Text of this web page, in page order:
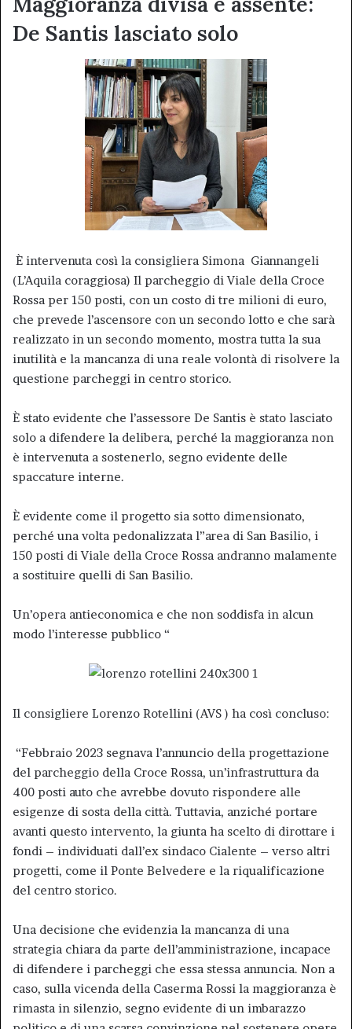
De Santis lasciato solo
È intervenuta così la consigliera Simona Giannangeli
(L’Aquila coraggiosa) Il parcheggio di Viale della Croce
Rossa per 150 posti, con un costo di tre milioni di euro,
che prevede l’ascensore con un secondo lotto e che sarà
realizzato in un secondo momento, mostra tutta la sua
inutilità e la mancanza di una reale volontà di risolvere la
questione parcheggi in centro storico.
È stato evidente che l’assessore De Santis è stato lasciato
solo a difendere la delibera, perché la maggioranza non
è intervenuta a sostenerlo, segno evidente delle
spaccature interne.
È evidente come il progetto sia sotto dimensionato,
perché una volta pedonalizzata l”area di San Basilio, i
150 posti di Viale della Croce Rossa andranno malamente
a sostituire quelli di San Basilio.
Un’opera antieconomica e che non soddisfa in alcun
modo l’interesse pubblico “
Il consigliere Lorenzo Rotellini (AVS ) ha così concluso:
“Febbraio 2023 segnava l’annuncio della progettazione
del parcheggio della Croce Rossa, un’infrastruttura da
400 posti auto che avrebbe dovuto rispondere alle
esigenze di sosta della città. Tuttavia, anziché portare
avanti questo intervento, la giunta ha scelto di dirottare i
fondi – individuati dall’ex sindaco Cialente – verso altri
progetti, come il Ponte Belvedere e la riqualificazione
del centro storico.
Una decisione che evidenzia la mancanza di una
strategia chiara da parte dell’amministrazione, incapace
di difendere i parcheggi che essa stessa annuncia. Non a
caso, sulla vicenda della Caserma Rossi la maggioranza è
rimasta in silenzio, segno evidente di un imbarazzo